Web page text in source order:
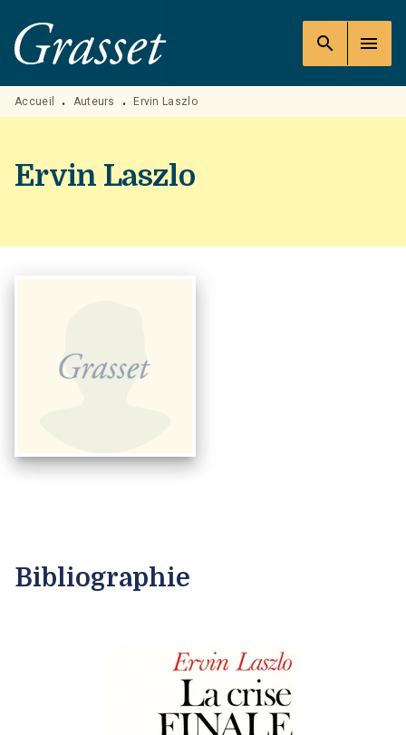
MENU RECHERCHE
PIED DE PAGE
search menu
Accueil • Auteurs • Ervin Laszlo
Ervin Laszlo
Bibliographie